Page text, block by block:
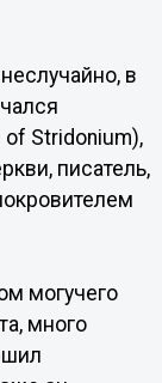
в
Stridonium),
писатель,
могучего
много